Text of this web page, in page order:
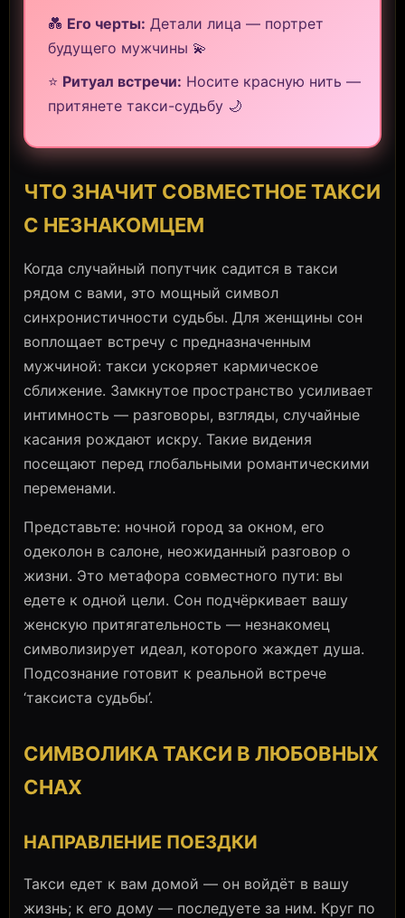
💑 Его черты: Детали лица — портрет
будущего мужчины 💫
⭐ Ритуал встречи: Носите красную нить —
притянете такси-судьбу 🌙
ЧТО ЗНАЧИТ СОВМЕСТНОЕ ТАКСИ
С НЕЗНАКОМЦЕМ
Когда случайный попутчик садится в такси
рядом с вами, это мощный символ
синхронистичности судьбы. Для женщины сон
воплощает встречу с предназначенным
мужчиной: такси ускоряет кармическое
сближение. Замкнутое пространство усиливает
интимность — разговоры, взгляды, случайные
касания рождают искру. Такие видения
посещают перед глобальными романтическими
переменами.
Представьте: ночной город за окном, его
одеколон в салоне, неожиданный разговор о
жизни. Это метафора совместного пути: вы
едете к одной цели. Сон подчёркивает вашу
женскую притягательность — незнакомец
символизирует идеал, которого жаждет душа.
Подсознание готовит к реальной встрече
‘таксиста судьбы’.
СИМВОЛИКА ТАКСИ В ЛЮБОВНЫХ
СНАХ
НАПРАВЛЕНИЕ ПОЕЗДКИ
Такси едет к вам домой — он войдёт в вашу
жизнь; к его дому — последуете за ним. Круг по